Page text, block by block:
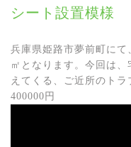
シート設置模様
兵庫県姫路市夢前町に
㎡となります。今回は
えてくる、ご近所のト
400000円